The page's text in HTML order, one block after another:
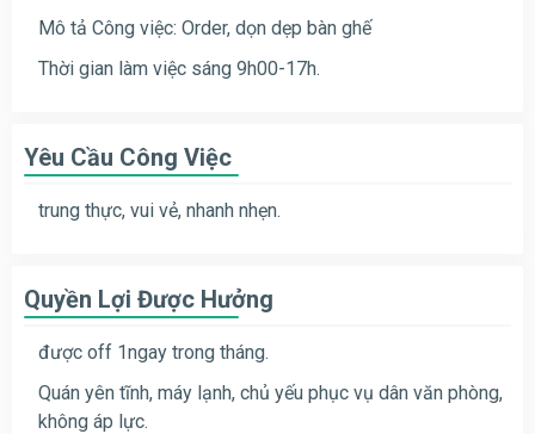
Mô tả Công việc: Order, dọn dẹp bàn ghế
Thời gian làm việc sáng 9h00-17h.
Yêu Cầu Công Việc
trung thực, vui vẻ, nhanh nhẹn.
Quyền Lợi Được Hưởng
được off 1ngay trong tháng.
Quán yên tĩnh, máy lạnh, chủ yếu phục vụ dân văn phòng,
không áp lực.